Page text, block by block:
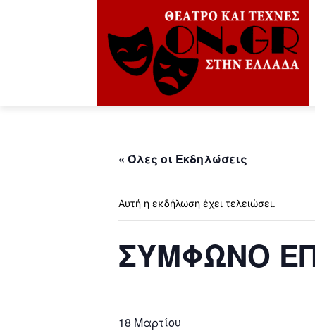
« Όλες οι Εκδηλώσεις
Αυτή η εκδήλωση έχει τελειώσει.
ΣΥΜΦΩΝΟ
18 Μαρτίου